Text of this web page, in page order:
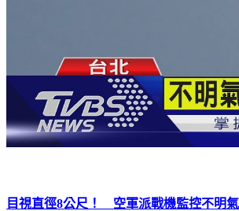
目視直徑8公尺！ 空軍派戰機監控不明